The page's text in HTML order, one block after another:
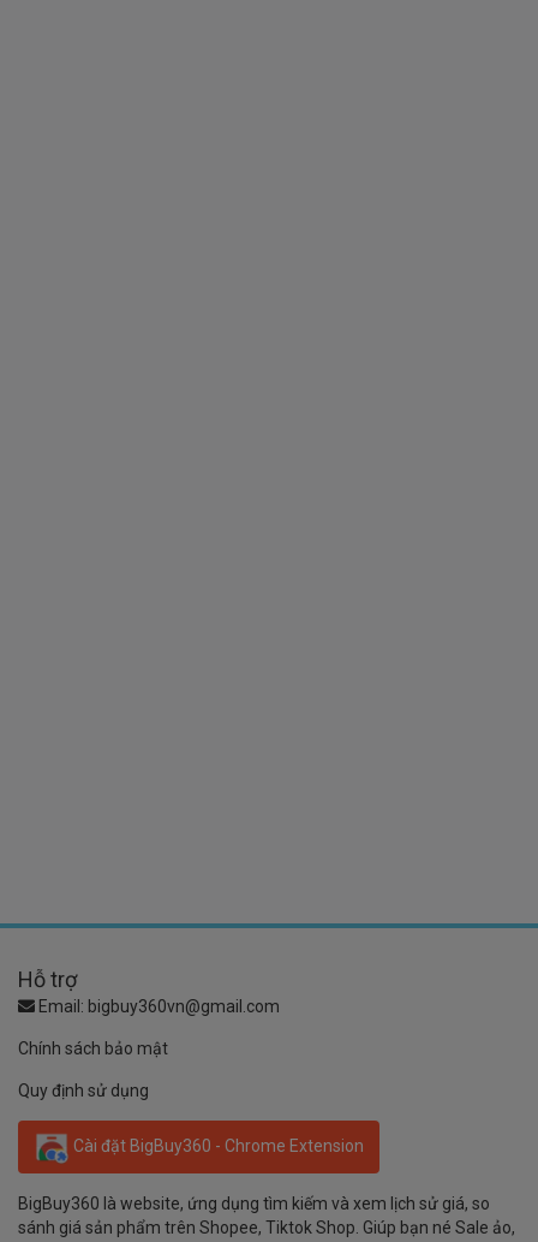
Hỗ trợ
Email: bigbuy360vn@gmail.com
Chính sách bảo mật
Quy định sử dụng
Cài đặt BigBuy360 - Chrome Extension
BigBuy360 là website, ứng dụng tìm kiếm và xem lịch sử giá, so
sánh giá sản phẩm trên Shopee, Tiktok Shop. Giúp bạn né Sale ảo,